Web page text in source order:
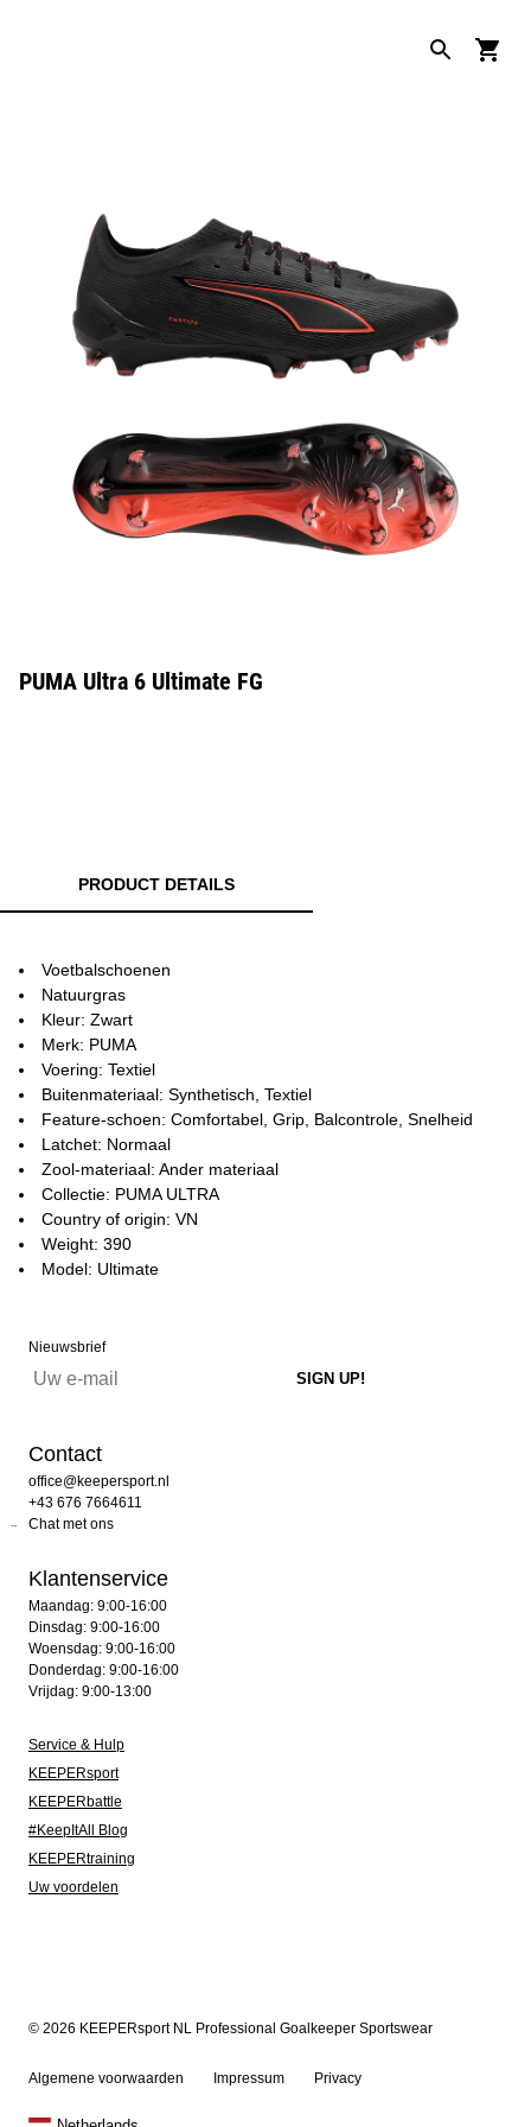
PUMA Ultra 6 Ultimate FG
PRODUCT DETAILS
Voetbalschoenen
Natuurgras
Kleur: Zwart
Merk: PUMA
Voering: Textiel
Buitenmateriaal: Synthetisch, Textiel
Feature-schoen: Comfortabel, Grip, Balcontrole, Snelheid
Latchet: Normaal
Zool-materiaal: Ander materiaal
Collectie: PUMA ULTRA
Country of origin: VN
Weight: 390
Model: Ultimate
Nieuwsbrief
Contact
office@keepersport.nl
+43 676 7664611
Chat met ons
Klantenservice
Maandag: 9:00-16:00
Dinsdag: 9:00-16:00
Woensdag: 9:00-16:00
Donderdag: 9:00-16:00
Vrijdag: 9:00-13:00
Service & Hulp
KEEPERsport
KEEPERbattle
#KeepItAll Blog
KEEPERtraining
Uw voordelen
© 2026 KEEPERsport NL Professional Goalkeeper Sportswear
Algemene voorwaarden Impressum Privacy